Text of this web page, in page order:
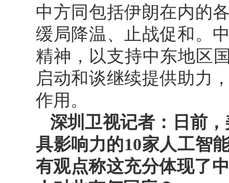
中方同包括伊朗在内的
缓局降温、止战促和。
精神，以支持中东地区
启动和谈继续提供助力
作用。
深圳卫视记者：日前
具影响力的10家人工智
有观点称这充分体现了